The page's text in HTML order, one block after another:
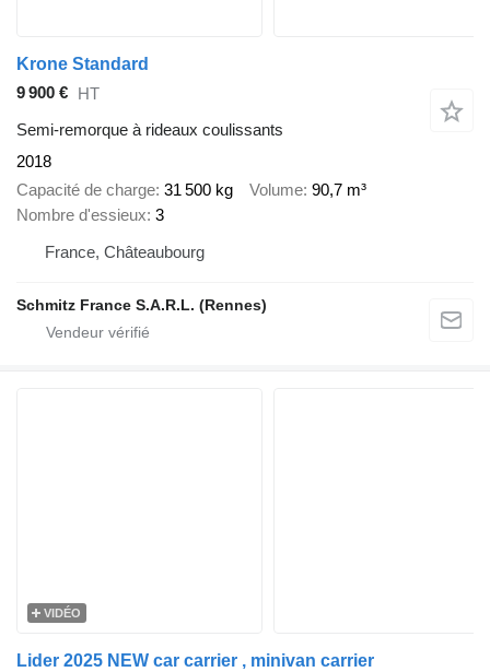
Krone Standard
9 900 € HT
Semi-remorque à rideaux coulissants
2018
Capacité de charge 31 500 kg Volume 90,7 m³
Nombre d'essieux 3
France, Châteaubourg
Schmitz France S.A.R.L. (Rennes)
VIDÉO
Lider 2025 NEW car carrier , minivan carrier